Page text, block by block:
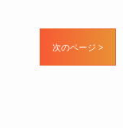
次のページ >